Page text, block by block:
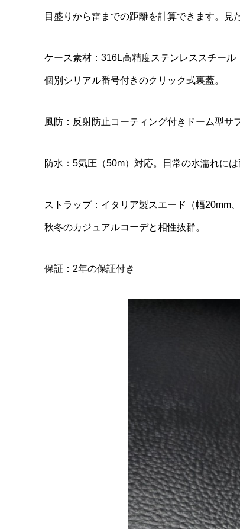
目盛りから雷までの距離を計算できます。見
ケース素材：316L高精度ステンレススチール
個別シリアル番号付きのクリック式裏蓋。
風防：反射防止コーティング付きドーム型サ
防水：5気圧（50m）対応。日常の水濡れに
ストラップ：イタリア製スエード（幅20mm
秋冬のカジュアルコーデと相性抜群。
保証：2年の保証付き